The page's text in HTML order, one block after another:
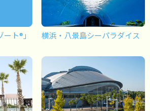
ト®」 横浜・八景島シーパラダイス